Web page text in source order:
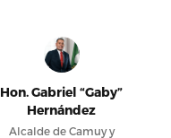
Hon. Gabriel “Gaby”
Hernández
Alcalde de Camuy y